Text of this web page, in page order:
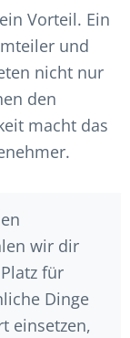
Vorteil. Ein
und
nicht nur
den
macht das
wir dir
für
Dinge
einsetzen,